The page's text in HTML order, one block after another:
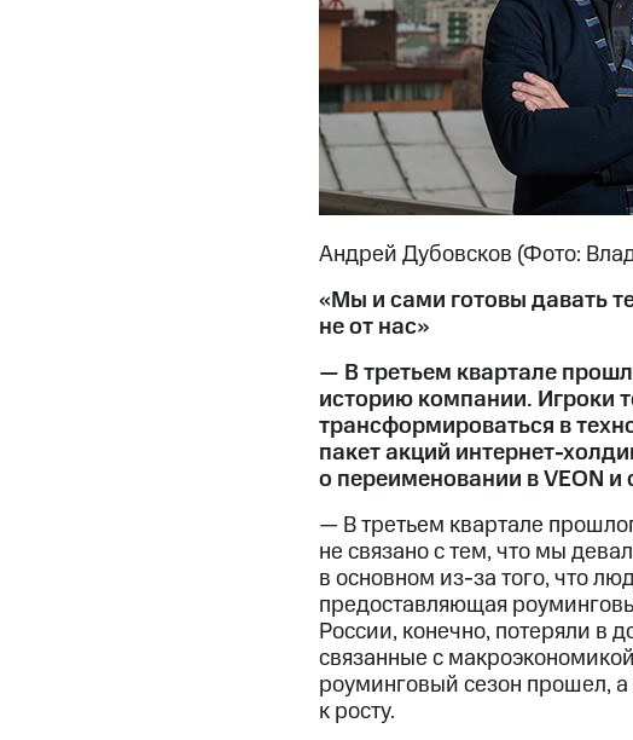
Андрей Дубовсков (Фото:
«Мы и сами готовы давать
не от нас»
— В третьем квартале
историю компании. Игроки
трансформироваться в
пакет акций интернет-
о переименовании в VEON
— В третьем квартале
не связано с тем, что мы
в основном из-за того, что
предоставляющая
России, конечно, потеряли в
связанные с
роуминговый сезон прошел,
к росту.